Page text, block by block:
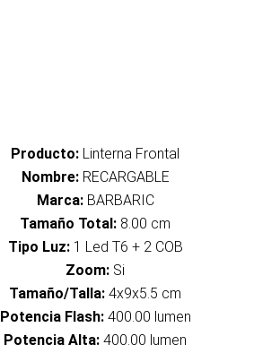
Producto: Linterna Frontal
Nombre: RECARGABLE
Marca: BARBARIC
Tamaño Total: 8.00 cm
Tipo Luz: 1 Led T6 + 2 COB
Zoom: Si
Tamaño/Talla: 4x9x5.5 cm
Potencia Flash: 400.00 lumen
Potencia Alta: 400.00 lumen